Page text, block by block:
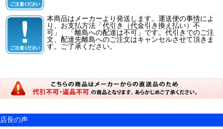
本商品はメーカーより発送します。運送便の事情によ
り、お支払方法「代引き（代金引き換え払い）不
可」、「離島への配達は不可」です。代引きでのご注
文、配達先離島へのご注文はキャンセルさせて頂きま
す。ご了承ください。
店長の声